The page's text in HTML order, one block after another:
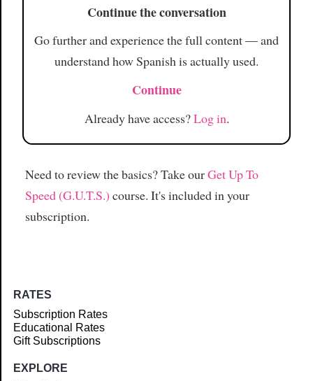
Continue the conversation
Go further and experience the full content — and
understand how Spanish is actually used.
Continue
Already have access?Log in.
Need to review the basics? Take ourGet Up To
Speed (G.U.T.S.) course. It's included in your
subscription.
RATES
Subscription Rates
Educational Rates
Gift Subscriptions
EXPLORE